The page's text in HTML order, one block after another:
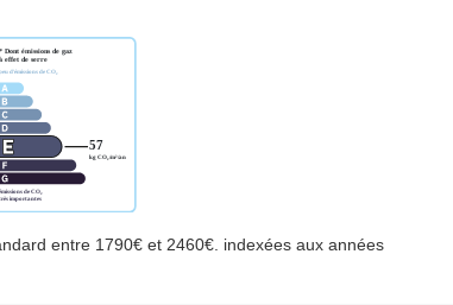
entre 1790€ et 2460€. indexées aux années